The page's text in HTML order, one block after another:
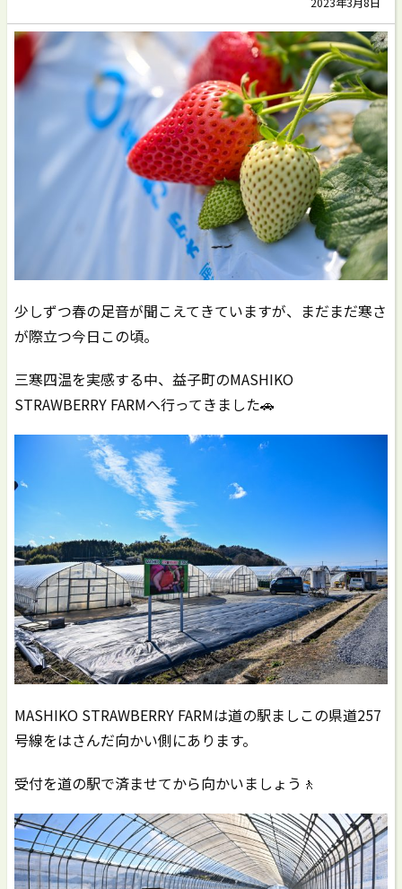
少しずつ春の足音が聞こえてきていますが、まだまだ寒さ
が際立つ今日この頃。
三寒四温を実感する中、益子町のMASHIKO
STRAWBERRY FARMへ行ってきました🚗
MASHIKO STRAWBERRY FARMは道の駅ましこの県道257
号線をはさんだ向かい側にあります。
受付を道の駅で済ませてから向かいましょう🚶